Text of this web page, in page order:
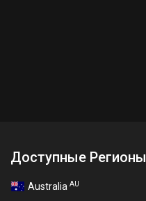
Доступные Регионы
Australia AU